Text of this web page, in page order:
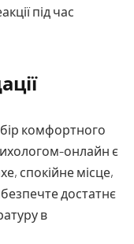
під час
комфортного
онлайн є
спокійне місце,
достатнє
в